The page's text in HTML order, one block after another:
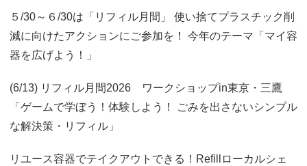
５/30～６/30は「リフィル月間」 使い捨てプラスチック削
減に向けたアクションにご参加を！ 今年のテーマ「マイ容
器を広げよう！」
(6/13) リフィル月間2026 ワークショップin東京・三鷹
「ゲームで学ぼう！体験しよう！ ごみを出さないシンプル
な解決策・リフィル」
リユース容器でテイクアウトできる！Refillローカルシェ